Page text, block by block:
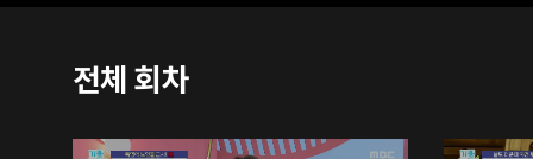
전체 회차